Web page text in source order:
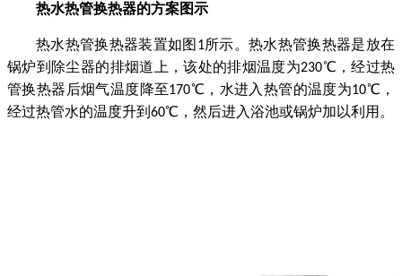
热水热管换热器的方案图示
热水热管换热器装置如图 1所示。热水热管换热器是放在
锅炉到除尘器的排烟道上，该处的排烟温度为230℃，经过热
管换热器后烟气温度降至170℃，水进入热管的温度为10℃，
经过热管水的温度升到 60℃，然后进入浴池或锅炉加以利用。